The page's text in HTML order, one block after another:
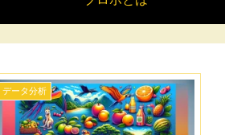
データ分析